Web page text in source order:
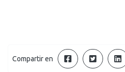
Compartir en